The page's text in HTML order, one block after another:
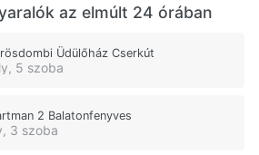
az elmúlt 24 órában
Üdülőház Cserkút
5 szoba
2 Balatonfenyves
3 szoba